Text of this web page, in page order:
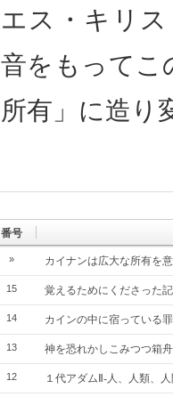
エス・キリ
音をもってこ
所有」に造り
番号
» カイナンは広大な所有を
15 覚えるためにくださった
14 カインの中に宿っている
13 神を恐れかしこみつつ箱
12 １代アダムⅡ‐人、人類、